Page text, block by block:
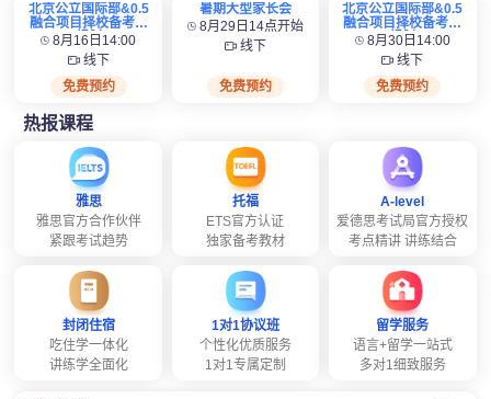
北京公立国际部&0.5
融合项目择校备考全
规划
8月16日14:00
线下
免费预约
暑期大型家长会
8月29日14点开始
线下
免费预约
北京公立国际部&0.5
融合项目择校备考全
规划
8月30日14:00
线下
免费预约
热报课程
雅思
雅思官方合作伙伴
紧跟考试趋势
托福
ETS官方认证
独家备考教材
A-level
爱德思考试局官方授权
考点精讲 讲练结合
封闭住宿
吃住学一体化
讲练学全面化
1对1协议班
个性化优质服务
1对1专属定制
留学服务
语言+留学一站式
多对1细致服务